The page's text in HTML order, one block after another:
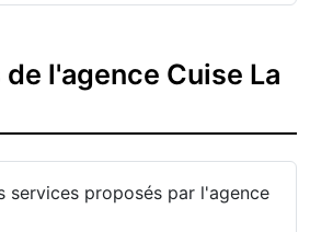
l'agence Cuise La
services proposés par l'agence